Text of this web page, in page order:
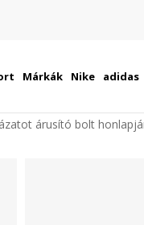
Márkák Nike adidas
árusító bolt